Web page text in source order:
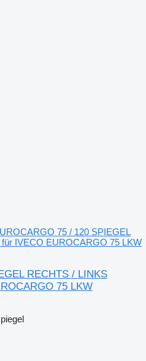
75 / 120 SPIEGEL
IVECO EUROCARGO 75 LKW
RECHTS / LINKS
75 LKW